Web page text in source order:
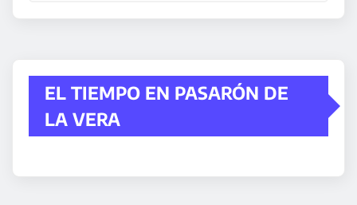
EL TIEMPO EN PASARÓN DE
LA VERA